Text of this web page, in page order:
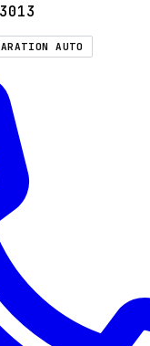
AUTO